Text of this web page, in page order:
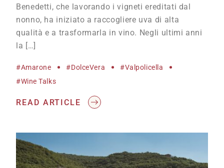
Benedetti, che lavorando i vigneti ereditati dal
nonno, ha iniziato a raccogliere uva di alta
qualità e a trasformarla in vino. Negli ultimi anni
la […]
#Amarone #DolceVera
#Valpolicella
#wine Talks
READ ARTICLE